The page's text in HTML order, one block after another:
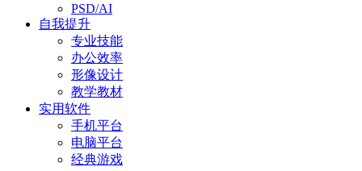
PSD/AI
自我提升
专业技能
办公效率
形像设计
教学教材
实用软件
手机平台
电脑平台
经典游戏